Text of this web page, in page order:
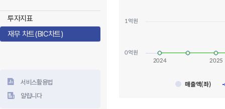
투자지표
재무 차트(BIC차트)
서비스활용법
알립니다
매출액(좌)
2024 2025
0억원
1억원